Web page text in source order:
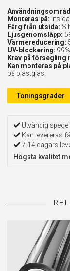
Monteras på:
Färg från utsida:
Ljusgenomsläpp:
Värmereducering:
UV-blockering: 99%
Krav på försegling
Kan monteras på
på plastglas.
Toningsgrader
Utvändig
Kan levereras
7-14 dagars
Högsta kvalitet